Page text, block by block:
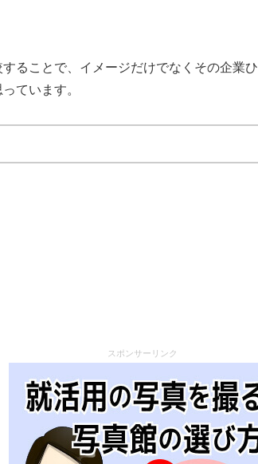
ることで、イメージだけでなくその企業ひ
ています。
スポンサーリンク